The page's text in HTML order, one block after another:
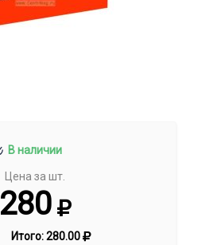
В наличии
Цена за шт.
280
Итого:280.00